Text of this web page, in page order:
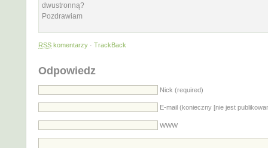
dwustronną?
Pozdrawiam
RSS komentarzy · TrackBack
Odpowiedz
Nick (required)
E-mail (konieczny [nie jest
WWW